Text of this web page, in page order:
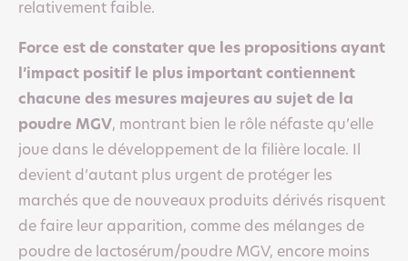
relativement faible.
Force est de constater que les propositions ayant
l’impact positif le plus important contiennent
chacune des mesures majeures au sujet de la
poudre MGV, montrant bien le rôle néfaste qu’elle
joue dans le développement de la filière locale. Il
devient d’autant plus urgent de protéger les
marchés que de nouveaux produits dérivés risquent
de faire leur apparition, comme des mélanges de
poudre de lactosérum/poudre MGV, encore moins